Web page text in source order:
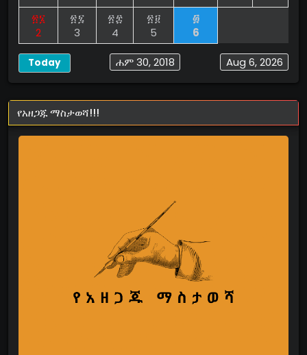
፳፮
2
፳፯
3
፳፰
4
፳፱
5
፴
6
Aug 6, 2026
ሐም 30, 2018
Today
የአዘጋጁ ማስታወሻ!!!